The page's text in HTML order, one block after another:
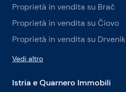
Proprietà in vendita su Brač
Proprietà in vendita su Čiovo
Proprietà in vendita su Drvenik
Vedi altro
Istria e Quarnero Immobili